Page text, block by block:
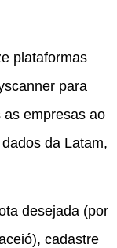
plataformas
para
empresas ao
da Latam,
desejada (por
cadastre